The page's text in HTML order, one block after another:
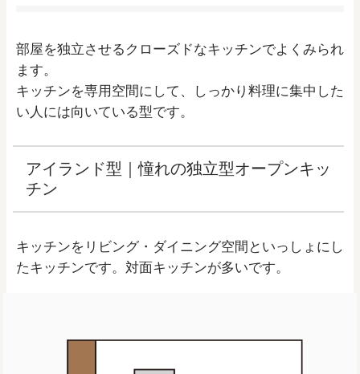
部屋を独立させるクローズドなキッチンでよくみられ
ます。
キッチンを専用空間にして、しっかり料理に集中した
い人には向いている型です。
アイランド型｜憧れの独立型オープンキッ
チン
キッチンをリビング・ダイニング空間といっしょにし
たキッチンです。対面キッチンが多いです。